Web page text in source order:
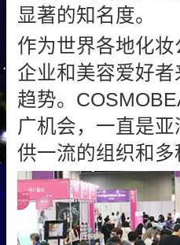
显著的知名度。
作为世界各地化
企业和美容爱好
趋势。
广机会，一直是
供一流的组织和